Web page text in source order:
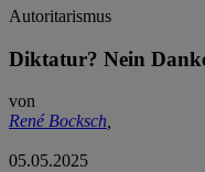
Autoritarismus
Diktatur? Nein
von
René Bocksch,
05.05.2025